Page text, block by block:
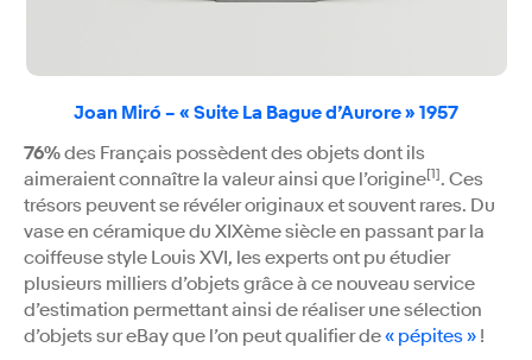
Joan Miró – « Suite La Bague d’Aurore » 1957
76%des Français possèdent des objets dont ils
aimeraient connaître la valeur ainsi que l’origine[1]. Ces
trésors peuvent se révéler originaux et souvent rares. Du
vase en céramique du XIXème siècle en passant par la
coiffeuse style Louis XVI, les experts ont pu étudier
plusieurs milliers d’objets grâce à ce nouveau service
d’estimation permettant ainsi de réaliser une sélection
d’objets sur eBay que l’on peut qualifier de« pépites » !